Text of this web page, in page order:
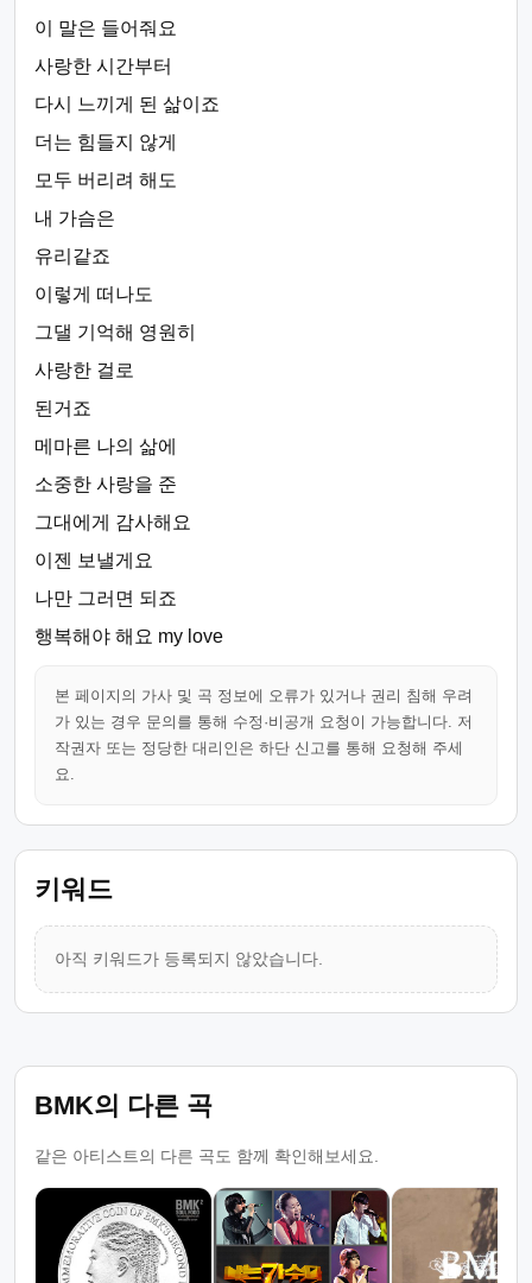
이 말은 들어줘요
사랑한 시간부터
다시 느끼게 된 삶이죠
더는 힘들지 않게
모두 버리려 해도
내 가슴은
유리같죠
이렇게 떠나도
그댈 기억해 영원히
사랑한 걸로
된거죠
메마른 나의 삶에
소중한 사랑을 준
그대에게 감사해요
이젠 보낼게요
나만 그러면 되죠
행복해야 해요 my love
본 페이지의 가사 및 곡 정보에 오류가 있거나 권리 침해 우려
가 있는 경우 문의를 통해 수정·비공개 요청이 가능합니다. 저
작권자 또는 정당한 대리인은 하단 신고를 통해 요청해 주세
요.
키워드
아직 키워드가 등록되지 않았습니다.
BMK의 다른 곡
같은 아티스트의 다른 곡도 함께 확인해보세요.